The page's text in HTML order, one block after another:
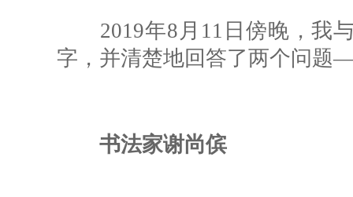
2019年8月11日傍晚，我与
字，并清楚地回答了两个问题
书法家谢尚傧